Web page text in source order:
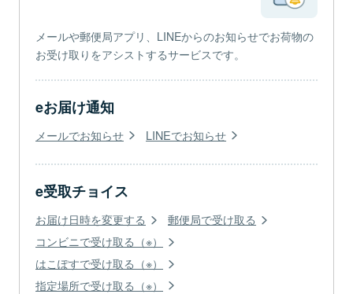
メールや郵便局アプリ、LINEからのお知らせでお荷物の
お受け取りをアシストするサービスです。
eお届け通知
メールでお知らせ LINEでお知らせ
e受取チョイス
お届け日時を変更する
郵便局で受け取る
コンビニで受け取る（※）
はこぽすで受け取る（※）
指定場所で受け取る（※）